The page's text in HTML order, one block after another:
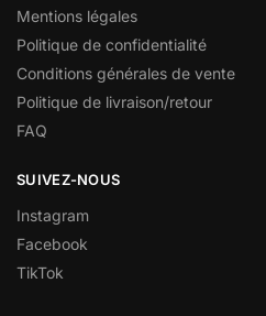
Mentions légales
Politique de confidentialité
Conditions générales de vente
Politique de livraison/retour
FAQ
SUIVEZ-NOUS
Instagram
Facebook
TikTok